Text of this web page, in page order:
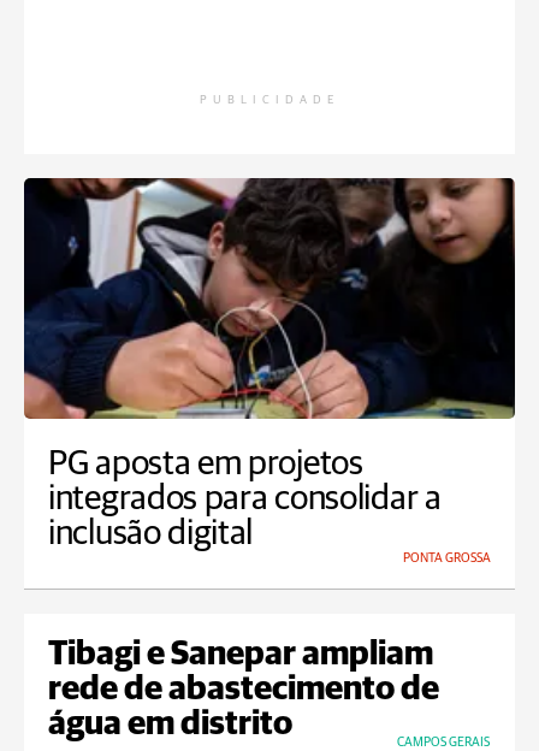
PUBLICIDADE
PG aposta em projetos
integrados para consolidar a
inclusão digital
PONTA GROSSA
Tibagi e Sanepar ampliam
rede de abastecimento de
água em distrito
CAMPOS GERAIS